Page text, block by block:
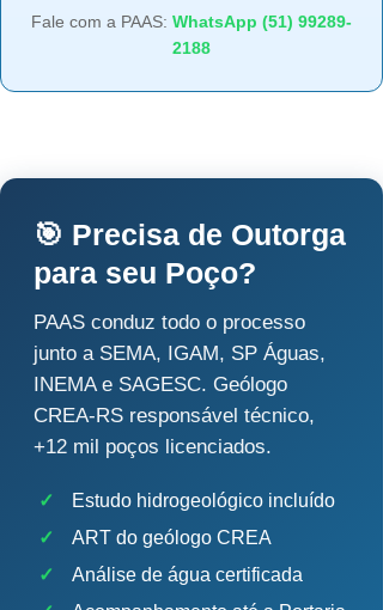
Fale com a PAAS: WhatsApp (51) 99289-
2188
🎯 Precisa de Outorga
para seu Poço?
PAAS conduz todo o processo
junto a SEMA, IGAM, SP Águas,
INEMA e SAGESC. Geólogo
CREA-RS responsável técnico,
+12 mil poços licenciados.
✓
Estudo hidrogeológico incluído
✓
ART do geólogo CREA
✓
Análise de água certificada